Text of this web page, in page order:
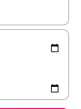
ih pregledati